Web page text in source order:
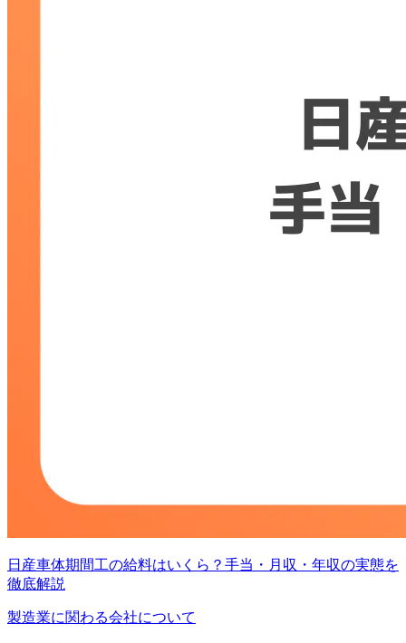
日産車体期間工の給料はいくら？手当・月収・年収の実態を
徹底解説
製造業に関わる会社について